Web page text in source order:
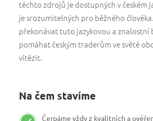
těchto zdrojů je dostupných v českém
je srozumitelných pro běžného
překonávat tuto jazykovou a znalostní
pomáhat českým traderům ve světě
vítězit.
Na čem stavíme
Čerpáme vždy z kvalitních a